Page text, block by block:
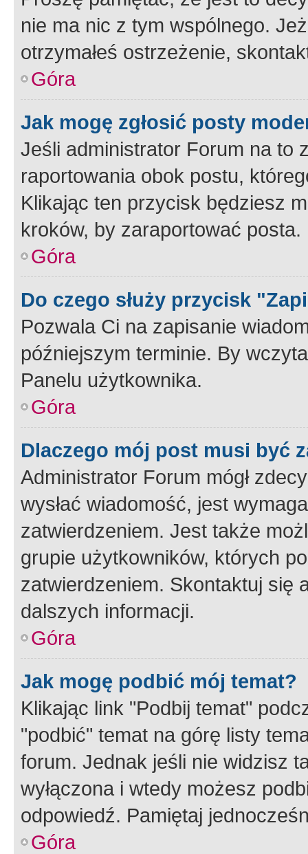
nie ma nic z tym wspólnego.
otrzymałeś ostrzeżenie,
Góra
Jak mogę zgłosić posty
Jeśli administrator Forum na to
raportowania obok postu,
Klikając ten przycisk będziesz
kroków, by zaraportować posta.
Góra
Do czego służy przycisk
Pozwala Ci na zapisanie
późniejszym terminie. By
Panelu użytkownika.
Góra
Dlaczego mój post musi być
Administrator Forum mógł
wysłać wiadomość, jest
zatwierdzeniem. Jest także
grupie użytkowników, których
zatwierdzeniem. Skontaktuj się
dalszych informacji.
Góra
Jak mogę podbić mój temat?
Klikając link "Podbij temat"
"podbić" temat na górę listy
forum. Jednak jeśli nie widzisz
wyłączona i wtedy możesz
odpowiedź. Pamiętaj
Góra